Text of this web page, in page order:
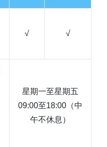
√ √
星期一至星期五
09:00至18:00（中
午不休息）